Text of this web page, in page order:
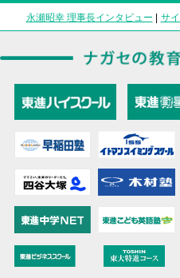
永瀬昭幸 理事長インタビュー | サ